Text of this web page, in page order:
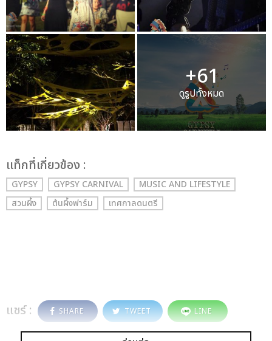
+61
ดูรูปทั้งหมด
เเท็กที่เกี่ยวข้อง :
GYPSY GYPSY CARNIVAL
MUSIC AND LIFESTYLE
สวนผึ้ง
ต้นผึ้งฟาร์ม เทศกาลดนตรี
แชร์ : SHARE TWEET LINE